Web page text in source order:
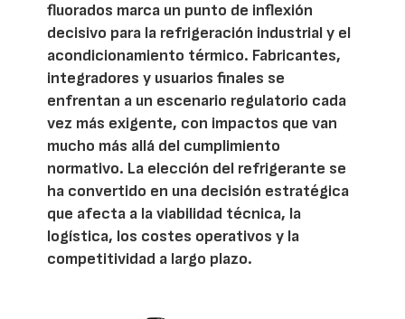
fluorados marca un punto de inflexión
decisivo para la refrigeración industrial y el
acondicionamiento térmico. Fabricantes,
integradores y usuarios finales se
enfrentan a un escenario regulatorio cada
vez más exigente, con impactos que van
mucho más allá del cumplimiento
normativo. La elección del refrigerante se
ha convertido en una decisión estratégica
que afecta a la viabilidad técnica, la
logística, los costes operativos y la
competitividad a largo plazo.